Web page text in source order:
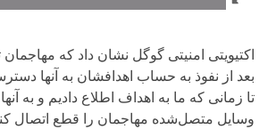
اکتیویتی امنیتی گوگل نشان داد که مهاجمان
بعد از نفوذ به حساب اهدافشان به آنها
تا زمانی که ما به اهداف اطلاع دادیم و به
وسایل متصل‌شده مهاجمان را قطع اتصال